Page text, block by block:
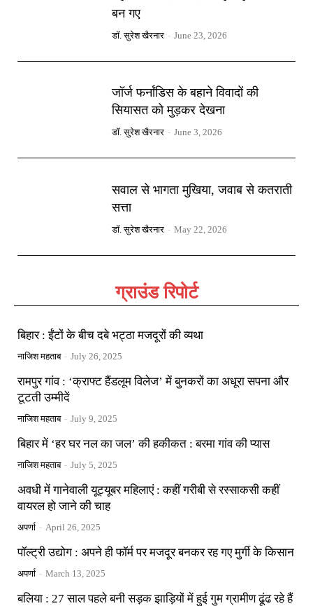
बन गए
डॉ. सुरेश खैरनार - June 23, 2026
जॉर्ज फर्नांडिस के बहाने विवादों की
सियासत को मुड़कर देखना
डॉ. सुरेश खैरनार - June 3, 2026
सवाल से भागता मुखिया, जवाब से कतराती
सत्ता
डॉ. सुरेश खैरनार - May 22, 2026
ग्राउंड रिपोर्ट
बिहार : ईंटों के बीच दबे भट्ठा मजदूरों की व्यथा
नाजिश महताब - July 26, 2025
रामपुर गांव : ‘क्राफ्ट हैंडलूम विलेज’ में बुनकरों का अधूरा सपना और
टूटती उम्मीदें
नाजिश महताब - July 9, 2025
बिहार में ‘हर घर नल का जल’ की हकीकत : बरमा गांव की प्यास
नाजिश महताब - July 5, 2025
अवधी में गानेवाली यूट्यूबर महिलाएं : कहीं गरीबी से रस्साकसी कहीं
वायरल हो जाने की चाह
अपर्णा - April 26, 2025
पॉल्ट्री उद्योग : अपने ही फॉर्म पर मजदूर बनकर रह गए मुर्गी के किसान
अपर्णा - March 13, 2025
बलिया : 27 साल पहले बनी सड़क झाड़ियों में हुई गुम ग्रामीण ढूंढ रहे हैं